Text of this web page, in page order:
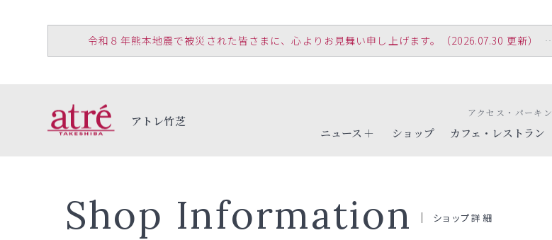
令和８年熊本地震で被災された皆さまに、心よりお見舞い申し上げます。（2026.07.30 更新）
アトレ竹芝
ニュース
ショップ カフェ・レストラン
アクセス・パーキ
Shop Information ショップ詳細